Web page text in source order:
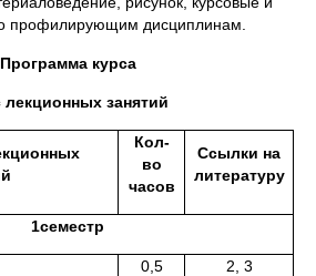
профилирующим дисциплинам.
Программа курса
лекционных занятий
Кол-
во
часов
Ссылки на
литературу
1семестр
0,5 2, 3